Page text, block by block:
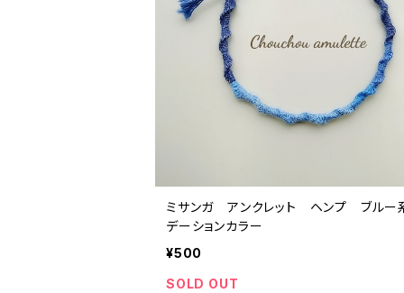
ミサンガ アンクレット ヘンプ ブルー
デーションカラー
¥500
SOLD OUT